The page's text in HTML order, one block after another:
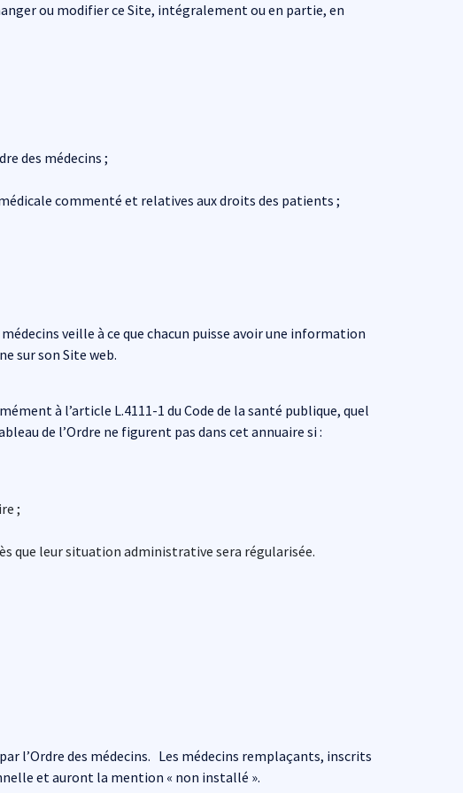
ou modifier ce Site, intégralement ou en partie, en
des médecins ;
commenté et relatives aux droits des patients ;
veille à ce que chacun puisse avoir une information
sur son Site web.
à l’article L.4111-1 du Code de la santé publique, quel
de l’Ordre ne figurent pas dans cet annuaire si :
;
que leur situation administrative sera régularisée.
l’Ordre des médecins. Les médecins remplaçants, inscrits
et auront la mention « non installé ».